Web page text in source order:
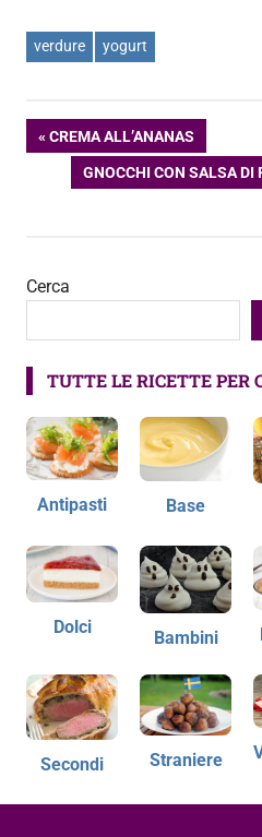
verdure yogurt
Navigazione
articoli
ARTICOLO
PRECEDENTE:
CREMA ALL’ANANAS
ARTICOLO
GNOCCHI CON SALSA DI
Cerca
TUTTE LE RICETTE PER
Antipasti Base
Dolci
Bambini
Secondi Straniere